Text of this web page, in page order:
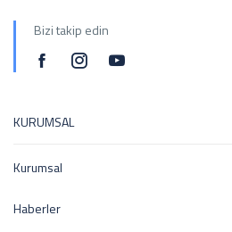
Bizi takip edin
KURUMSAL
Kurumsal
Haberler